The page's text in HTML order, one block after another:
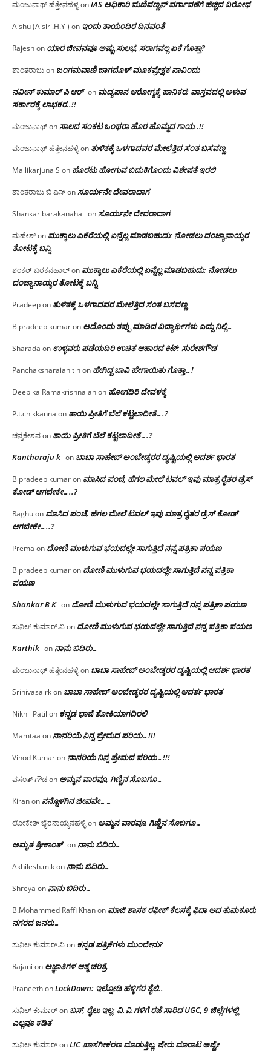
ಮಂಜುನಾಥ್ ಹೆತ್ತೇನಹಳ್ಳಿonIAS ಅಧಿಕಾರಿ ಮಣಿವಣ್ಣನ್ ವರ್ಗಾವಣೆಗೆ ಹೆಚ್ಚಿದ‌ ವಿರೋಧ
Aishu (Aisiri.H.Y ) on ಇಂದು ತಾಯಂದಿರ ದಿನವಂತೆ
Rajeshon ಯಾರ ಜೀವನವೂ ಅಷ್ಟು ಸುಲಭ, ಸರಾಗವಲ್ಲ ಏಕೆ ಗೊತ್ತಾ?
ಶಾಂತರಾಜುon ಜಂಗಮವಾಣಿ ಜಾಗದೊಳ್ ಮೂಕಪ್ರೇಕ್ಷಕ ನಾವಿಂದು
ನವೀನ್ ಕುಮಾರ್ ಪಿ ಆರ್ on ಮದ್ಯಪಾನ ಆರೋಗ್ಯಕ್ಕೆ ಹಾನಿಕರ; ವಾಸ್ತವದಲ್ಲಿ ಅಳುವ
ಸರ್ಕಾರಕ್ಕೆ ಲಾಭಕರ..!!
ಮಂಜುನಾಥ್onಸಾಲದ ಸಂಕಟ ಒಂಥರಾ ಹೊರ ಹೊಮ್ಮದ ಗಾಯ..!!
ಮಂಜುನಾಥ್ ಹೆತ್ತೇನಹಳ್ಳಿon ತುಳಿತಕ್ಕೆ ಒಳಗಾದವರ ಮೇಲೆತ್ತಿದ ಸಂತ ಬಸವಣ್ಣ
Mallikarjuna S on ಹೊರಟು ಹೋಗುವ ಬದುಕಿಗೊಂದು ವಿಶೇಷತೆ ಇರಲಿ
ಶಾಂತರಾಜು ಬಿ ಎಸ್onಸೂರ್ಯನೇ ದೇವರಾದಾಗ
Shankar barakanahall onಸೂರ್ಯನೇ ದೇವರಾದಾಗ
ಮಹೇಶ್on ಮುಕ್ಕಾಲು ಎಕೆರೆಯಲ್ಲಿ ಏನ್ನೆಲ್ಲ‌ ಮಾಡಬಹುದು: ನೋಡಲು ದಂಜ್ಯಾನಾಯ್ಕರ
ತೋಟಕ್ಕೆ ಬನ್ನಿ
ಶಂಕರ್ ಬರಕನಹಾಲ್on ಮುಕ್ಕಾಲು ಎಕೆರೆಯಲ್ಲಿ ಏನ್ನೆಲ್ಲ‌ ಮಾಡಬಹುದು: ನೋಡಲು
ದಂಜ್ಯಾನಾಯ್ಕರ ತೋಟಕ್ಕೆ ಬನ್ನಿ
Pradeepon ತುಳಿತಕ್ಕೆ ಒಳಗಾದವರ ಮೇಲೆತ್ತಿದ ಸಂತ ಬಸವಣ್ಣ
B pradeep kumaron ಅದೊಂದು ತಪ್ಪು ಮಾಡಿದ ವಿದ್ಯಾರ್ಥಿಗಳು ಎದ್ದು ನಿಲ್ಲಿ…
Sharada on ಉಳ್ಳವರು ಪಡೆಯದಿರಿ ಉಚಿತ ಆಹಾರದ ಕಿಟ್: ಸುರೇಶಗೌಡ
Panchaksharaiah t hon ಹೇಗಿದ್ದ ಬಾವಿ ಹೇಗಾಯಿತು ಗೊತ್ತಾ…!
Deepika Ramakrishnaiahon ಹೋಗದಿರಿ ದೇವಳಕ್ಕೆ
P.t.chikkanna on ತಾಯಿ ಪ್ರೀತಿಗೆ ಬೆಲೆ ಕಟ್ಟಲಾದೀತೆ….?
ಚನ್ನಕೇಶವon ತಾಯಿ ಪ್ರೀತಿಗೆ ಬೆಲೆ ಕಟ್ಟಲಾದೀತೆ….?
Kantharaju k on ಬಾಬಾ ಸಾಹೇಬ್ ಅಂಬೇಡ್ಕರರ ದೃಷ್ಟಿಯಲ್ಲಿ ಆದರ್ಶ ಭಾರತ
B pradeep kumaron ಮಾಸಿದ ಪಂಚೆ, ಹೆಗಲ ಮೇಲೆ ಟವಲ್‌ ಇವು ಮಾತ್ರ ರೈತರ ಡ್ರೆಸ್‌
ಕೋಡ್ ಆಗಬೇಕೇ…..?‌
Raghuon ಮಾಸಿದ ಪಂಚೆ, ಹೆಗಲ ಮೇಲೆ ಟವಲ್‌ ಇವು ಮಾತ್ರ ರೈತರ ಡ್ರೆಸ್‌ ಕೋಡ್
ಆಗಬೇಕೇ…..?‌
Prema on ದೋಣಿ ಮುಳುಗುವ ಭಯದಲ್ಲೇ ಸಾಗುತ್ತಿದೆ ನನ್ನ ಪತ್ರಿಕಾ ಪಯಣ
B pradeep kumaron ದೋಣಿ ಮುಳುಗುವ ಭಯದಲ್ಲೇ ಸಾಗುತ್ತಿದೆ ನನ್ನ ಪತ್ರಿಕಾ
ಪಯಣ
Shankar B K on ದೋಣಿ ಮುಳುಗುವ ಭಯದಲ್ಲೇ ಸಾಗುತ್ತಿದೆ ನನ್ನ ಪತ್ರಿಕಾ ಪಯಣ
ಸುನಿಲ್ ಕುಮಾರ್.ವಿon ದೋಣಿ ಮುಳುಗುವ ಭಯದಲ್ಲೇ ಸಾಗುತ್ತಿದೆ ನನ್ನ ಪತ್ರಿಕಾ ಪಯಣ
Karthik on ನಾನು ಬಿದಿರು…
ಮಂಜುನಾಥ್ ಹೆತ್ತೇನಹಳ್ಳಿon ಬಾಬಾ ಸಾಹೇಬ್ ಅಂಬೇಡ್ಕರರ ದೃಷ್ಟಿಯಲ್ಲಿ ಆದರ್ಶ ಭಾರತ
Srinivasa rkon ಬಾಬಾ ಸಾಹೇಬ್ ಅಂಬೇಡ್ಕರರ ದೃಷ್ಟಿಯಲ್ಲಿ ಆದರ್ಶ ಭಾರತ
Nikhil Patil on ಕನ್ನಡ ಭಾಷೆ ಶೋಕಿಯಾಗದಿರಲಿ
Mamtaa on ನಾನರಿಯೆ ನಿನ್ನ ಪ್ರೇಮದ ಪರಿಯ…!!!
Vinod Kumaron ನಾನರಿಯೆ ನಿನ್ನ ಪ್ರೇಮದ ಪರಿಯ…!!!
ವಸಂತ್ ಗೌಡon ಅಮ್ಮನ ವಾರವೂ, ಗಿಣ್ಣಿನ ಸೊಬಗೂ…
Kiranon ನನ್ನೊಳಗಿನ ಜೀವವೇ……
ಲೋಕೇಶ್ ಭೈರನಾಯ್ಕನಹಳ್ಳಿon ಅಮ್ಮನ ವಾರವೂ, ಗಿಣ್ಣಿನ ಸೊಬಗೂ…
ಅಮೃತ ಶ್ರೀಕಾಂತ್ on ನಾನು ಬಿದಿರು…
Akhilesh.m.kon ನಾನು ಬಿದಿರು…
Shreya on ನಾನು ಬಿದಿರು…
B.Mohammed Raffi Khanon ಮಾಜಿ ಶಾಸಕ ರಫೀಕ್ ಕೆಲಸಕ್ಕೆ ಫಿದಾ ಆದ ತುಮಕೂರು
ನಗರದ ಜನರು…
ಸುನಿಲ್ ಕುಮಾರ್.ವಿon ಕನ್ನಡ ಪತ್ರಿಕೆಗಳು ಮುಂದೇನು?
Rajani on ಅಜ್ಞಾತಿಗಳ ಆತ್ಮ ಚರಿತ್ರೆ
PraneethonLockDown: ಇಲ್ನೋಡಿ ಹಳ್ಳಿಗರ ಶೈಲಿ..
ಸುನಿಲ್ ಕುಮಾರ್on ಬಸ್, ರೈಲು ಇಲ್ಲ; ವಿ.ವಿ.ಗಳಿಗೆ ರಜೆ ಸಾರಿದ UGC, 9 ಜಿಲ್ಲೆಗಳಲ್ಲಿ
ಎಲ್ಲವೂ ಕಡಿತ
ಸುನಿಲ್ ಕುಮಾರ್onLIC ಖಾಸಗೀಕರಣ ಮಾಡುತ್ತಿಲ್ಲ, ಷೇರು ಮಾರಾಟ ಅಷ್ಟೇ